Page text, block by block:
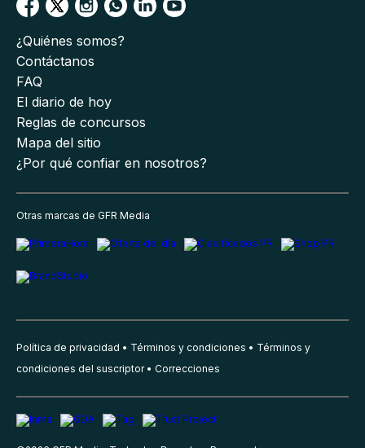
¿Quiénes somos?
Contáctanos
FAQ
El diario de hoy
Reglas de concursos
Mapa del sitio
¿Por qué confiar en nosotros?
Otras marcas de GFR Media
Política de privacidad Términos y condiciones
Términos y
condiciones del suscriptor
Correcciones